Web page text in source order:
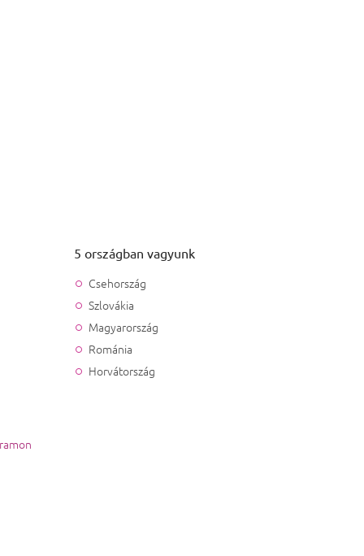
5 országban vagyunk
Csehország
Szlovákia
Magyarország
Románia
Horvátország